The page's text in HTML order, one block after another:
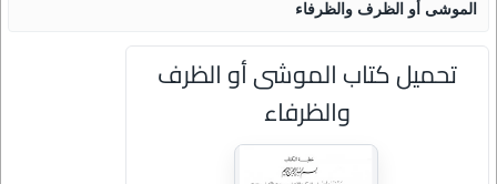
الموشى أو الظرف والظرفاء
تحميل كتاب الموشى أو الظرف
والظرفاء